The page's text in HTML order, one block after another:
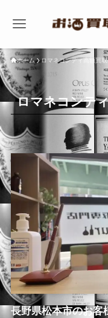
ホーム ロマネコンティ高額買
ロマネコンテ
長野県松本市のお客